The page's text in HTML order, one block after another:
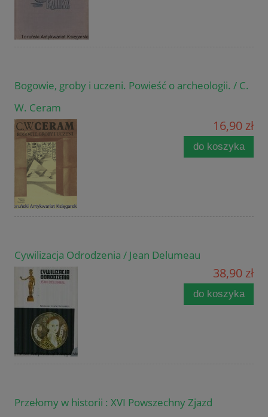
Bogowie, groby i uczeni. Powieść o archeologii. / C.
W. Ceram
16,90 zł
do koszyka
Cywilizacja Odrodzenia / Jean Delumeau
38,90 zł
do koszyka
Przełomy w historii : XVI Powszechny Zjazd